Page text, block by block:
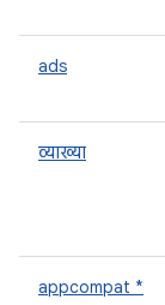
ads
व्याख्या
appcompat *